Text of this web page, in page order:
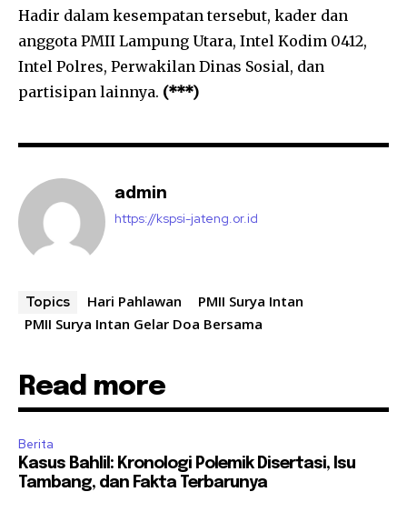
Hadir dalam kesempatan tersebut, kader dan
anggota PMII Lampung Utara, Intel Kodim 0412,
Intel Polres, Perwakilan Dinas Sosial, dan
partisipan lainnya. (***)
admin
https://kspsi-jateng.or.id
Topics Hari Pahlawan
PMII Surya Intan
PMII Surya Intan Gelar Doa Bersama
Read more
Berita
Kasus Bahlil: Kronologi Polemik Disertasi, Isu
Tambang, dan Fakta Terbarunya